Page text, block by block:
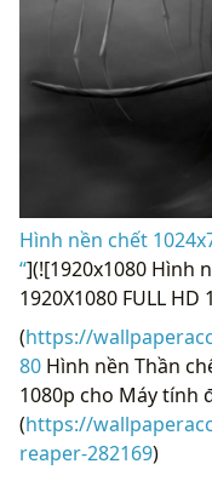
Hình nền chết
“](![1920x1080 Hình
1920X1080 FULL
(https://
80 Hình nền Thần
1080p cho Máy tính
(https://
reaper-282169)